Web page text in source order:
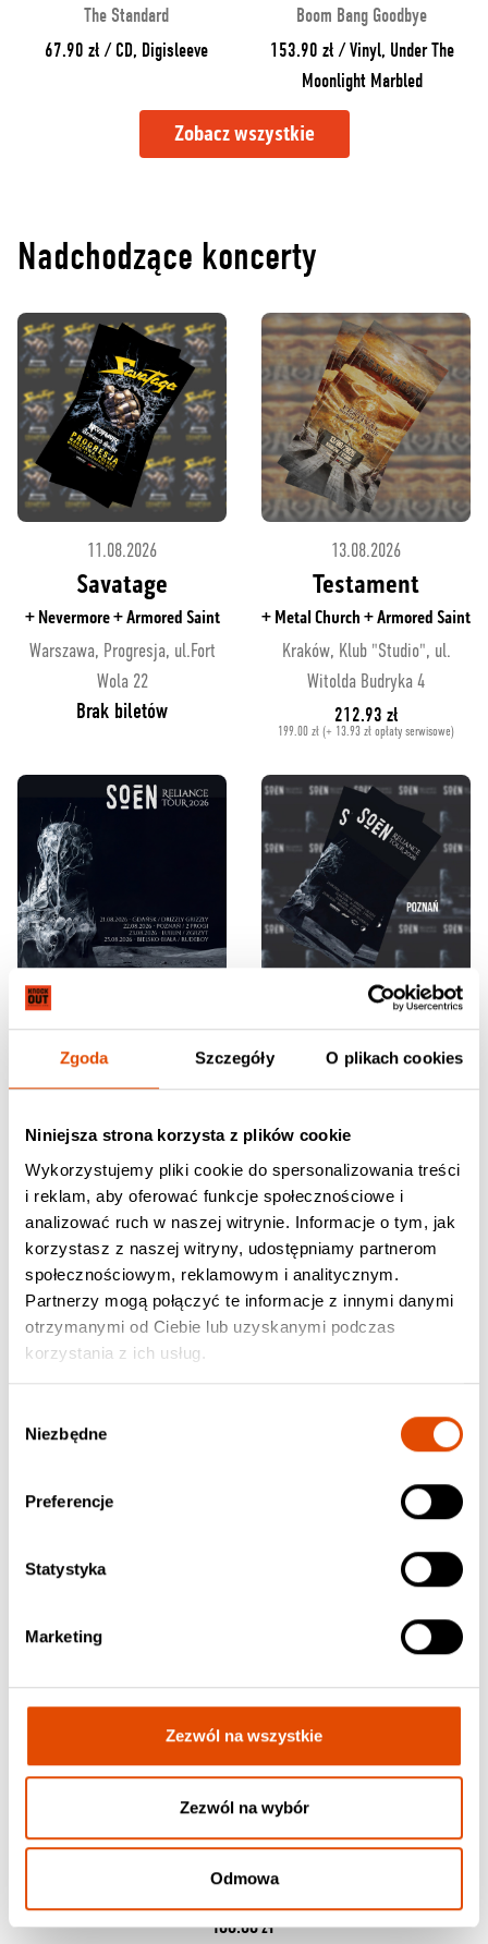
Zgoda Szczegóły O plikach cookies
Niniejsza strona korzysta z plików cookie
Wykorzystujemy pliki cookie do spersonalizowania treści
i reklam, aby oferować funkcje społecznościowe i
analizować ruch w naszej witrynie. Informacje o tym, jak
korzystasz z naszej witryny, udostępniamy partnerom
społecznościowym, reklamowym i analitycznym.
Partnerzy mogą połączyć te informacje z innymi danymi
otrzymanymi od Ciebie lub uzyskanymi podczas
korzystania z ich usług.
zgody
Niezbędne
Preferencje
Statystyka
Marketing
Zezwól na wszystkie
Zezwól na wybór
Odmowa
The Standard
67.90 zł / CD, Digisleeve
Boom Bang Goodbye
153.90 zł / Vinyl, Under The
Moonlight Marbled
Zobacz wszystkie
Nadchodzące koncerty
11.08.2026
Savatage
+ Nevermore + Armored Saint
Warszawa, Progresja, ul.Fort
Wola 22
Brak biletów
13.08.2026
Testament
+ Metal Church + Armored Saint
Kraków, Klub "Studio", ul.
Witolda Budryka 4
212.93 zł
199.00 zł (+ 13.93 zł opłaty serwisowe)
Soen
Elektryków 4
22.08.2026
Soen
Niepodległości 8A
138.03 zł
129.00 zł (+ 9.03 zł opłaty serwisowe)
Zobacz wszystkie
Karty upominkowe
Karta upominkowa o wartości 100 pln
100.00 zł